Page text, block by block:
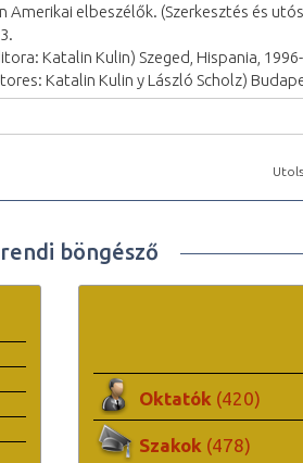
elbeszélők. (Szerkesztés és
Katalin Kulin) Szeged, Hispania,
Katalin Kulin y László Scholz)
böngésző
Oktatók (420)
Szakok (478)